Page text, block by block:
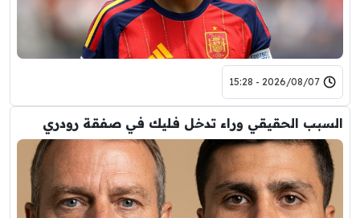
2026/08/07 - 15:28
السبب الحقيقي وراء تدخل فليك في صفقة رودري